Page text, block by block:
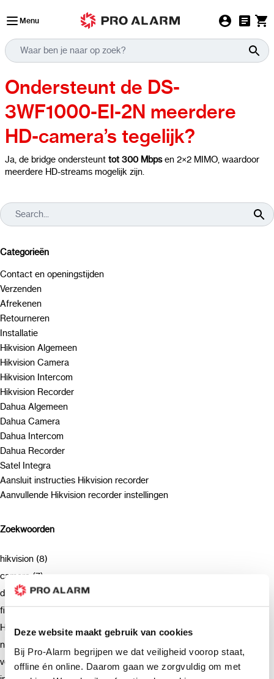
Deze website maakt gebruik van cookies
Bij Pro-Alarm begrijpen we dat veiligheid voorop staat,
offline én online. Daarom gaan we zorgvuldig om met
Menu
Ondersteunt de DS-
3WF1000-EI-2N meerdere
HD-camera’s tegelijk?
Ja, de bridge ondersteunt tot 300 Mbpsen 2×2 MIMO, waardoor
meerdere HD-streams mogelijk zijn.
Categorieën
Contact en openingstijden
Verzenden
Afrekenen
Retourneren
Installatie
Hikvision Algemeen
Hikvision Camera
Hikvision Intercom
Hikvision Recorder
Dahua Algemeen
Dahua Camera
Dahua Intercom
Dahua Recorder
Satel Integra
Aansluit instructies Hikvision recorder
Aanvullende Hikvision recorder instellingen
Zoekwoorden
hikvision (8)
camera (7)
deurbel (4)
firmware (3)
Hikvision (3)
netwerkrecorder (2)
verzending (2)